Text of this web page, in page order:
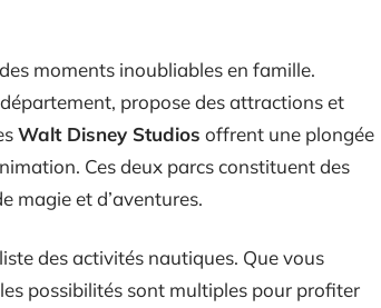
moments inoubliables en famille.
propose des attractions et
Walt Disney Studios offrent une plongée
Ces deux parcs constituent des
magie et d’aventures.
des activités nautiques. Que vous
possibilités sont multiples pour profiter